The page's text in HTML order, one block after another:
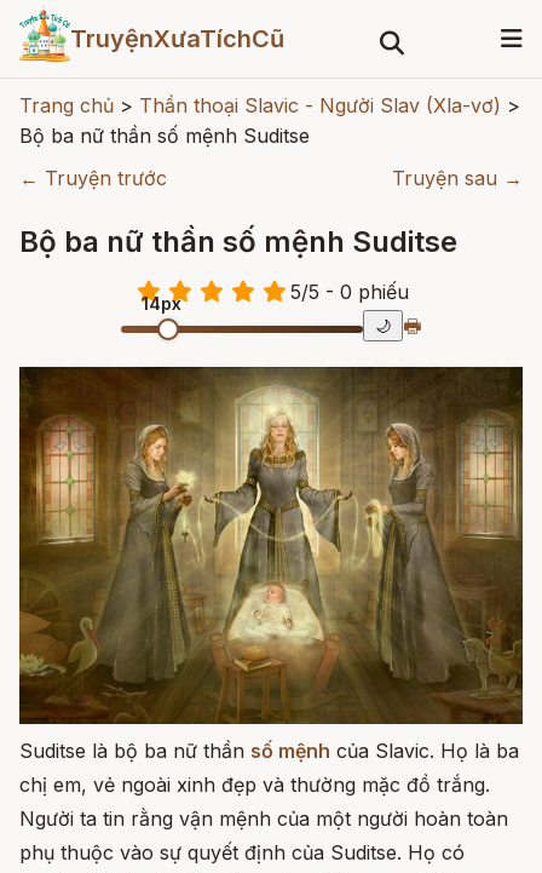
TruyệnXưaTíchCũ
Trang chủ > Thần thoại Slavic - Người Slav (Xla-vơ) >
Bộ ba nữ thần số mệnh Suditse
← Truyện trước
Truyện sau →
Bộ ba nữ thần số mệnh Suditse
5/5 - 0 phiếu
14px
🌙 🖶
Suditse là bộ ba nữ thần số mệnh của Slavic. Họ là ba
chị em, vẻ ngoài xinh đẹp và thường mặc đồ trắng.
Người ta tin rằng vận mệnh của một người hoàn toàn
phụ thuộc vào sự quyết định của Suditse. Họ có